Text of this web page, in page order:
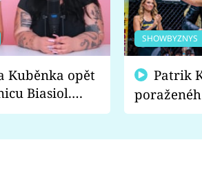
Kuběnka opět
Biasiol.
falešná a
SHOWBYZNYS
fanoušci